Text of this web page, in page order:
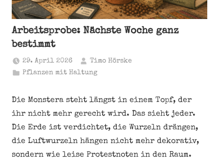
Arbeitsprobe: Nächste Woche ganz
bestimmt
29. April 2026
Timo Hörske
Pflanzen mit Haltung
Die Monstera steht längst in einem Topf, der
ihr nicht mehr gerecht wird. Das sieht jeder.
Die Erde ist verdichtet, die Wurzeln drängen,
die Luftwurzeln hängen nicht mehr dekorativ,
sondern wie leise Protestnoten in den Raum.